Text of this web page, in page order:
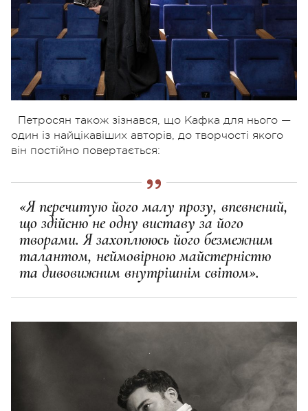
Петросян також зізнався, що Кафка для нього —
один із найцікавіших авторів, до творчості якого
він постійно повертається:
«Я перечитую його малу прозу, впевнений,
що здійсню не одну виставу за його
творами. Я захоплююсь його безмежним
талантом, неймовірною майстерністю
та дивовижним внутрішнім світом».